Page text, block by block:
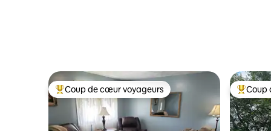
Coups de cœur voyageurs les plus appréciés
Coup de cœur voyageurs Coups
Coup